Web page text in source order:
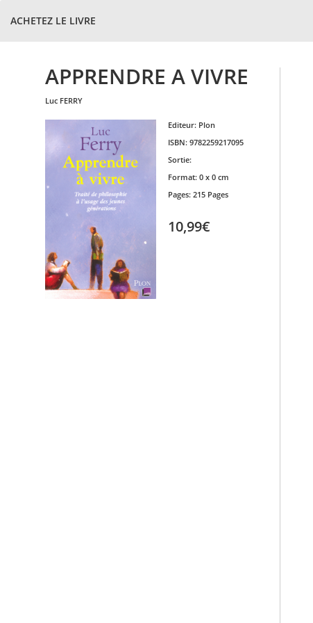
ACHETEZ LE LIVRE
APPRENDRE A VIVRE
luc FERRY
Editeur: Plon
ISBN: 9782259217095
Sortie:
Format: 0 x 0 cm
Pages: 215 Pages
10,99€